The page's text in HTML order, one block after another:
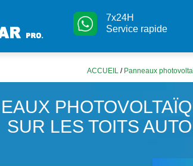
7x24H
Service rapide
ACCUEIL / Panneaux
SUR LES TOITS